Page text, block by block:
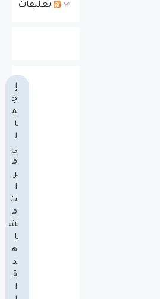
تعليقات
إ
ج
م
ا
ل
ي
م
ر
ا
ت
م
ش
ا
ه
د
ة
ا